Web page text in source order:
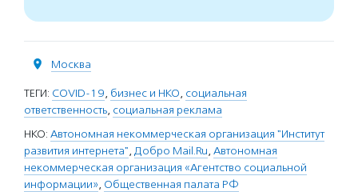
Москва
ТЕГИ: COVID-19, бизнес и НКО, социальная
ответственность, социальная реклама
НКО: Автономная некоммерческая организация "Институт
развития интернета", Добро Mail.Ru, Автономная
некоммерческая организация «Агентство социальной
информации», Общественная палата РФ